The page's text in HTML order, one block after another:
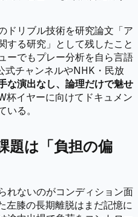
ドリブル技術を研究論文「ア
する研究」として残したこと
ーでもプレー分析を自ら言語
式チャンネルやNHK・民放
な演出なし、論理だけで魅せ
杯イヤーに向けてドキュメン
る。
題は「負担の偏
れないのがコンディション面
膝の長期離脱はまだ記憶に